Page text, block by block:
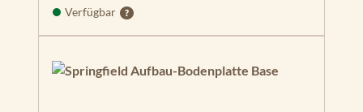
Verfügbar